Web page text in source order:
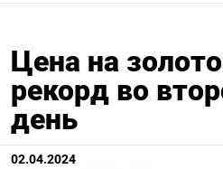
Цена на
рекорд во
день
02.04.2024